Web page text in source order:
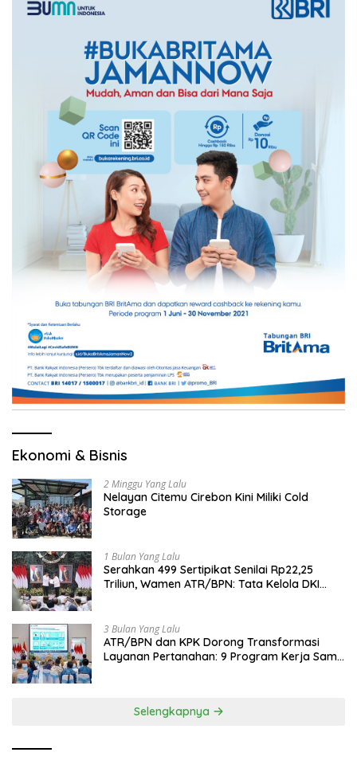
Ekonomi & Bisnis
2 Minggu Yang Lalu
Nelayan Citemu Cirebon Kini Miliki Cold
Storage
1 Bulan Yang Lalu
Serahkan 499 Sertipikat Senilai Rp22,25
Triliun, Wamen ATR/BPN: Tata Kelola DKI
3 Bulan Yang Lalu
ATR/BPN dan KPK Dorong Transformasi
Layanan Pertanahan: 9 Program Kerja Sama
Selengkapnya